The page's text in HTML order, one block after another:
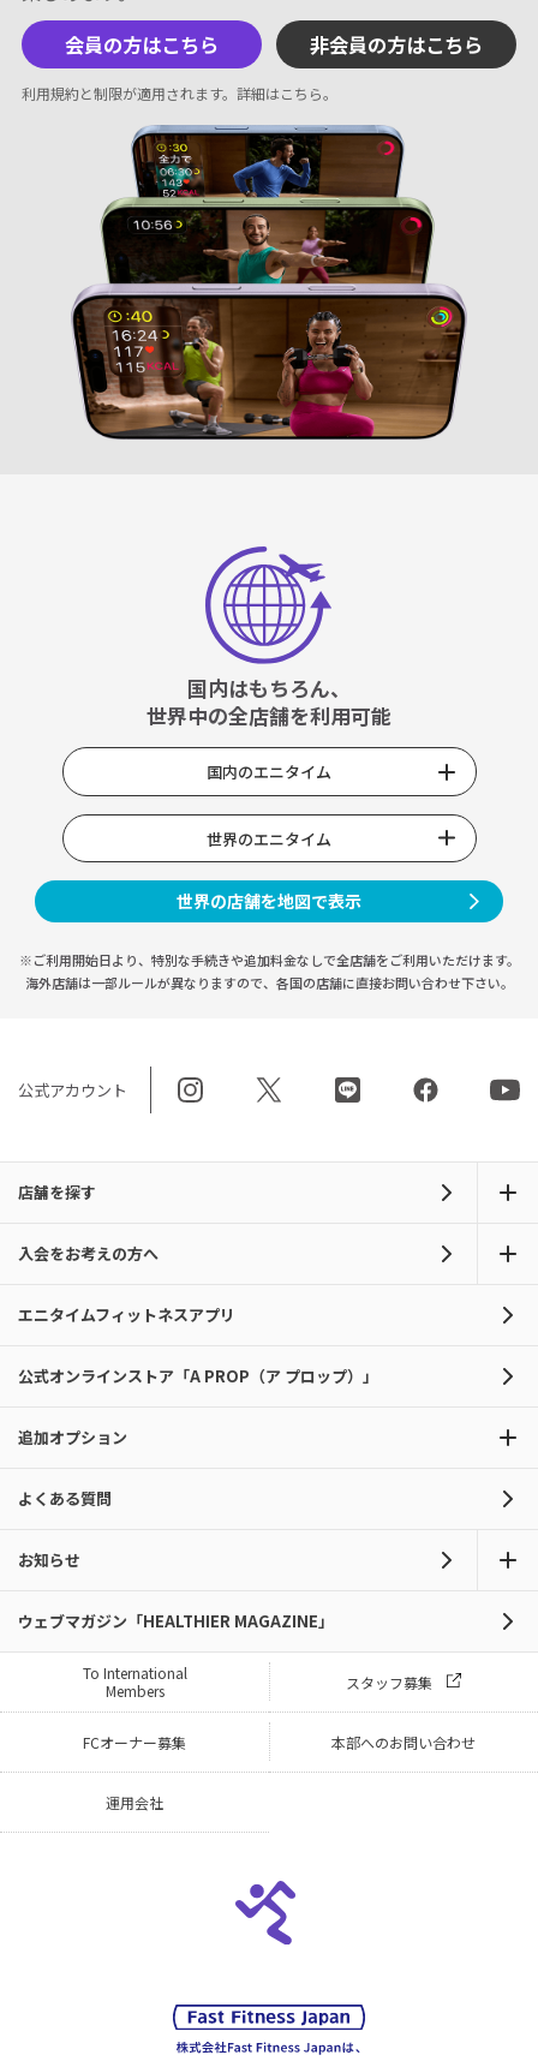
会員の方はこちら 非会員の方はこちら
利用規約と制限が適用されます。 詳細はこちら。
国内はもちろん、
世界中の全店舗を利用可能
国内のエニタイム
世界のエニタイム
世界の店舗を地図で表示
※ご利用開始日より、特別な手続きや追加料金なしで全店舗をご利用いただけます。
海外店舗は一部ルールが異なりますので、 各国の店舗に直接お問い合わせ下さい。
公式アカウント
店舗を探す
入会をお考えの方へ
エニタイムフィットネスアプリ
公式オンラインストア「A PROP（ア プロップ）」
追加オプション
よくある質問
お知らせ
ウェブマガジン「HEALTHIER MAGAZINE」
To International
Members
スタッフ募集
FCオーナー募集 本部へのお問い合わせ
運用会社